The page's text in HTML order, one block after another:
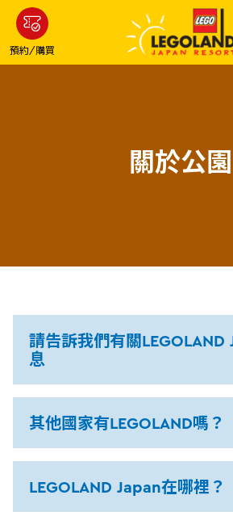
步
主
預約/購買
關於公園
請告訴我們有關LEGOLAND
息
其他國家有LEGOLAND嗎？
LEGOLAND Japan在哪裡？